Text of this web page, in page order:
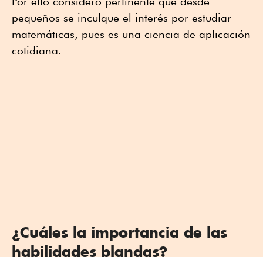
pequeños se inculque el interés por estudiar
matemáticas, pues es una ciencia de aplicación
cotidiana.
¿Cuáles la importancia de las
habilidades blandas?